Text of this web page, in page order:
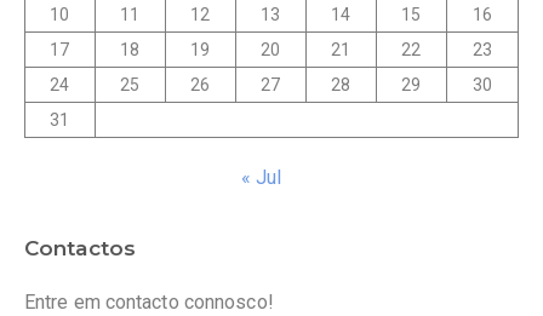
10
11 12 13 14 15
16
17
18 19 20 21 22
23
24
25 26 27 28 29
30
31
« Jul
Contactos
Entre em contacto connosco!